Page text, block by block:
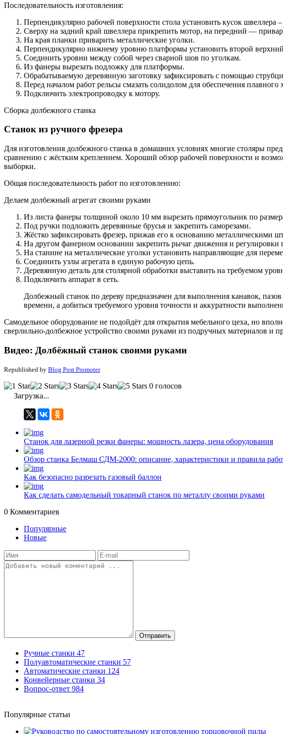
Последовательность изготовления:
Перпендикулярно рабочей поверхности стола установить кусок швеллера
Сверху на задний край швеллера прикрепить мотор, на передний —
На края планки приварить металлические уголки.
Перпендикулярно нижнему уровню платформы установить второй
Соединить уровни между собой через сварной шов по уголкам.
Из фанеры вырезать подложку для платформы.
Обрабатываемую деревянную заготовку зафиксировать с помощью
Перед началом работ рельсы смазать солидолом для обеспечения плавного
Подключить электропроводку к мотору.
Сборка долбежного станка
Станок из ручного фрезера
Для изготовления долбежного станка в домашних условиях многие столяры
сравнению с жёстким креплением. Хороший обзор рабочей поверхности и
выборки.
Общая последовательность работ по изготовлению:
Делаем долбежный агрегат своими руками
Из листа фанеры толщиной около 10 мм вырезать прямоугольник по
Под ручки подложить деревянные брусья и закрепить саморезами.
Жёстко зафиксировать фрезер, прижав его к основанию металлическими
На другом фанерном основании закрепить рычаг движения и регулировки
На станине на металлические уголки установить направляющие для
Соединить узлы агрегата в единую рабочую цепь.
Деревянную деталь для столярной обработки выставить на требуемом
Подключить аппарат в сеть.
Долбежный станок по дереву предназначен для выполнения канавок,
времени, а добиться требуемого уровня точности и аккуратности
Самодельное оборудование не подойдёт для открытия мебельного цеха, но
сверлильно-долбежное устройство своими руками из подручных материалов и
Видео: Долбёжный станок своими руками
Republished by Blog Post Promoter
0 голосов
Загрузка...
Станок для лазерной резки фанеры: мощность лазера, цена оборудования
Обзор станка Белмаш СДМ-2000: описание, характеристики и правила
Как безопасно разрезать газовый баллон
Как сделать самодельный токарный станок по металлу своими руками
0 Комментариев
Популярные
Новые
Отправить
Ручные станки 47
Полуавтоматические станки 57
Автоматические станки 124
Конвейерные станки 34
Вопрос-ответ 984
Популярные статьи